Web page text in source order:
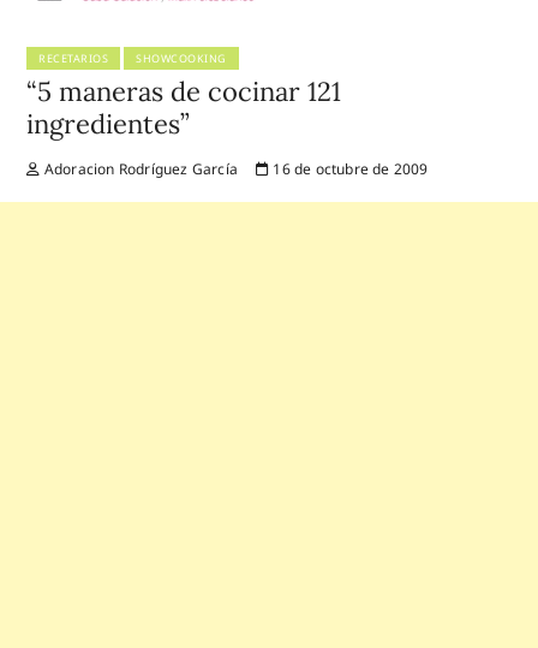
RECETARIOS SHOWCOOKING
“5 maneras de cocinar 121
ingredientes”
Adoracion Rodríguez García 16 de octubre de 2009